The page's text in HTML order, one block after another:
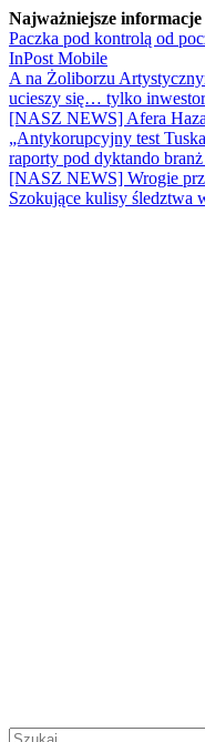
Najważniejsze informacje
Paczka pod kontrolą od
InPost Mobile
A na Żoliborzu
ucieszy się… tylko inwestor
[NASZ NEWS] Afera
„Antykorupcyjny test
raporty pod dyktando
[NASZ NEWS] Wrogie
Szokujące kulisy śledztwa